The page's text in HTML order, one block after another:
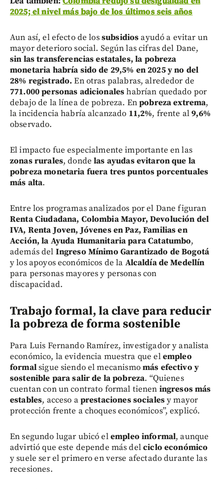
2025; el nivel más bajo de los últimos seis años
Aun así, el efecto de lossubsidiosayudó a evitar un
mayor deterioro social. Según las cifras del Dane,
sin las transferencias estatales, la pobreza
monetaria habría sido de 29,5% en 2025 y no del
28% registrado.En otras palabras, alrededor de
771.000 personas adicionaleshabrían quedado por
debajo de la línea de pobreza. Enpobreza extrema,
la incidencia habría alcanzado 11,2%, frente al9,6%
observado.
El impacto fue especialmente importante en las
zonas rurales, dondelas ayudas evitaron que la
pobreza monetaria fuera tres puntos porcentuales
más alta.
Entre los programas analizados por el Dane figuran
Renta Ciudadana, Colombia Mayor, Devolución del
IVA, Renta Joven, Jóvenes en Paz, Familias en
Acción, la Ayuda Humanitaria para Catatumbo,
además del Ingreso Mínimo Garantizado de Bogotá
y los apoyos económicos de la Alcaldía de Medellín
para personas mayores y personas con
discapacidad.
Trabajo formal, la clave para reducir
la pobreza de forma sostenible
Para Luis Fernando Ramírez, investigador y analista
económico, la evidencia muestra que elempleo
formalsigue siendo el mecanismomás efectivo y
sostenible para salir de la pobreza. “Quienes
cuentan con un contrato formal tienen ingresos más
estables, acceso aprestaciones socialesy mayor
protección frente a choques económicos”, explicó.
En segundo lugar ubicó elempleo informal, aunque
advirtió que este depende más delciclo económico
y suele ser el primero en verse afectado durante las
recesiones.